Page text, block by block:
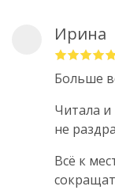
Ирина
Больше
Читала и
не
Всё к